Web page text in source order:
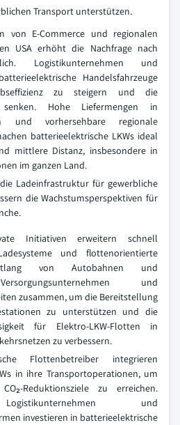
Transport unterstützen.
von E-Commerce und regionalen
USA erhöht die Nachfrage nach
Logistikunternehmen und
Handelsfahrzeuge
zu steigern und die
Hohe Liefermengen in
und vorhersehbare regionale
batterieelektrische LKWs ideal
mittlere Distanz, insbesondere in
im ganzen Land.
Ladeinfrastruktur für gewerbliche
die Wachstumsperspektiven für
Initiativen erweitern schnell
und flottenorientierte
von Autobahnen und
und
zusammen, um die Bereitstellung
zu unterstützen und die
für Elektro-LKW-Flotten in
zu verbessern.
Flottenbetreiber integrieren
in ihre Transportoperationen, um
Reduktionsziele zu erreichen.
und
investieren in batterieelektrische